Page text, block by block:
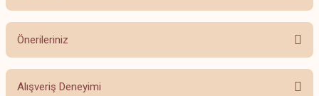
Bu ürüne ilk yorumu siz yapın!
Önerileriniz
Bu ürünün fiyat bilgisi, resim, ürün açıklamalarında ve diğer konularda
yetersiz gördüğünüz noktaları öneri formunu kullanarak tarafımıza
Alışveriş Deneyimi